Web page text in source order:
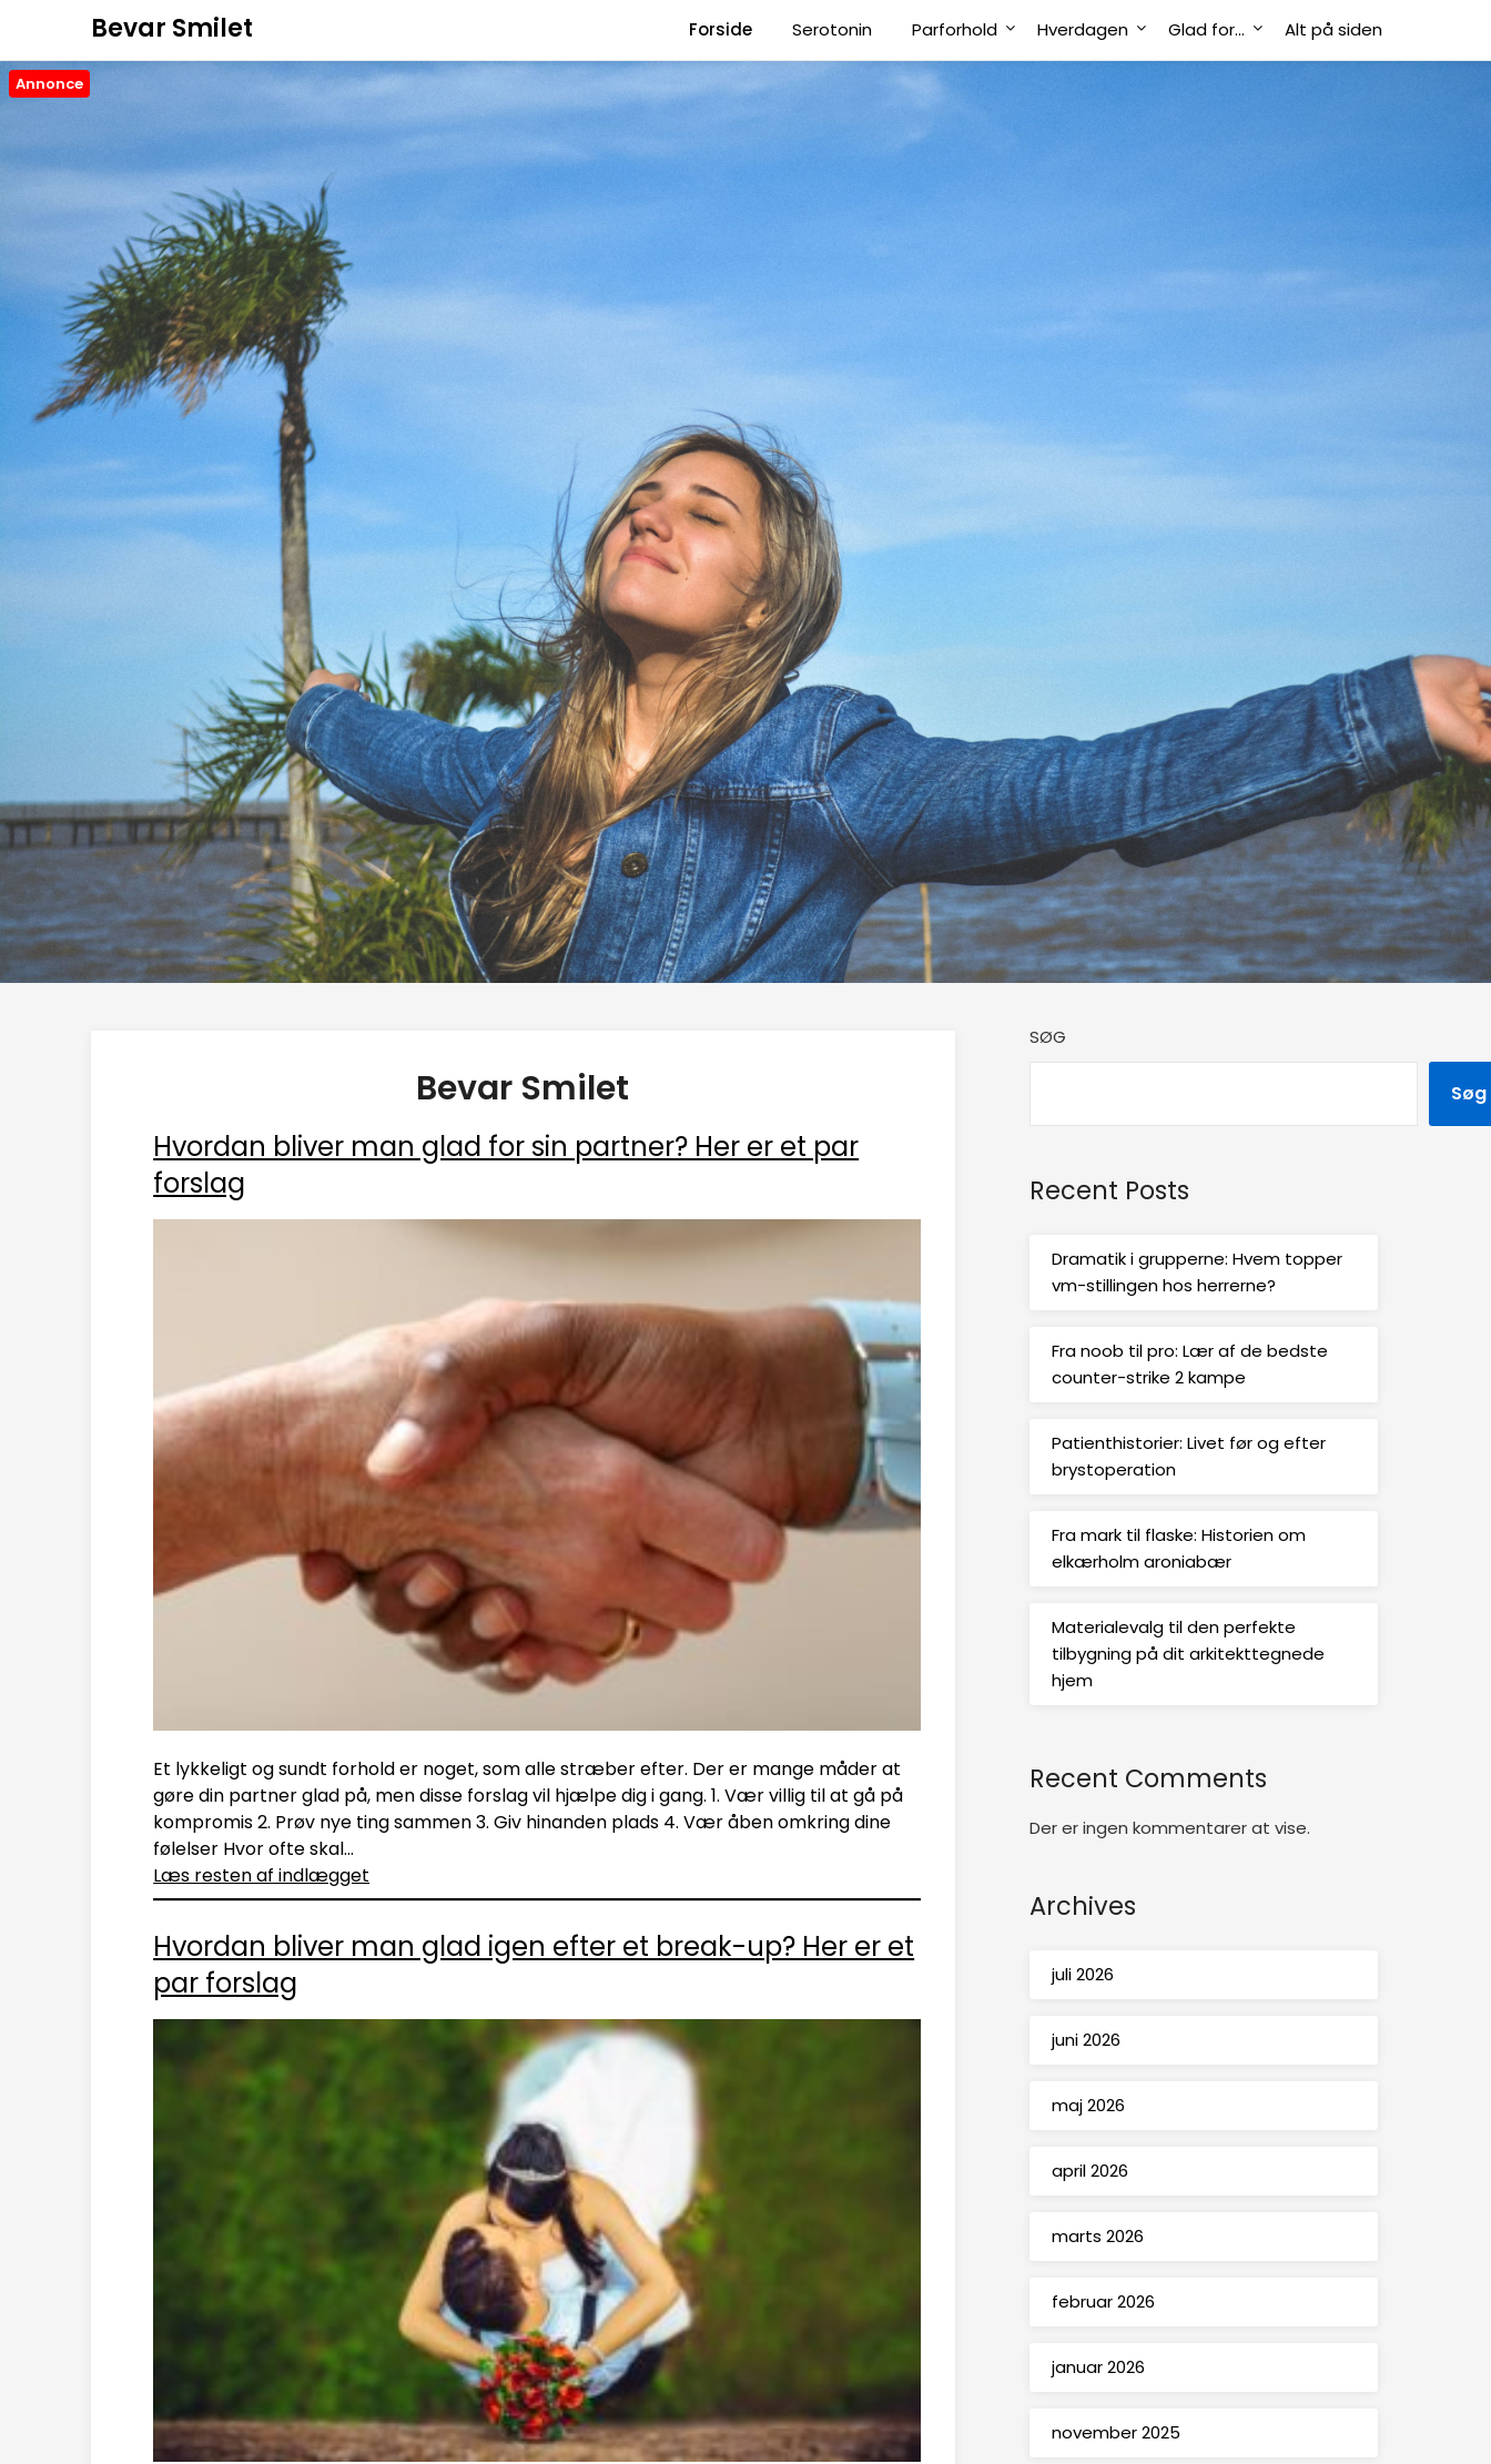
Bevar Smilet Forside Serotonin Parforhold Hverdagen Glad for… Alt på siden
Bevar Smillet
Din guide til mere glæde i hverdagen
Annonce
Bevar Smilet
Hvordan bliver man glad for sin partner? Her er et par
forslag
Et lykkeligt og sundt forhold er noget, som alle stræber efter. Der er mange måder at
gøre din partner glad på, men disse forslag vil hjælpe dig i gang. 1. Vær villig til at gå på
kompromis 2. Prøv nye ting sammen 3. Giv hinanden plads 4. Vær åben omkring dine
følelser Hvor ofte skal…
Læs resten af indlægget
Hvordan bliver man glad igen efter et break-up? Her er et
par forslag
SØG
Søg
Recent Posts
Dramatik i grupperne: Hvem topper
vm-stillingen hos herrerne?
Fra noob til pro: Lær af de bedste
counter-strike 2 kampe
Patienthistorier: Livet før og efter
brystoperation
Fra mark til flaske: Historien om
elkærholm aroniabær
Materialevalg til den perfekte
tilbygning på dit arkitekttegnede
hjem
Recent Comments
Der er ingen kommentarer at vise.
Archives
juli 2026
juni 2026
maj 2026
april 2026
marts 2026
februar 2026
januar 2026
november 2025